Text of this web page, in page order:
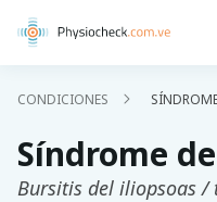
CONDICIONES
Síndrome
Bursitis del iliopsoas